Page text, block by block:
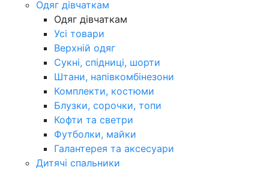
Одяг дівчаткам
Одяг дівчаткам
Усі товари
Верхній одяг
Сукні, спідниці, шорти
Штани, напівкомбінезони
Комплекти, костюми
Блузки, сорочки, топи
Кофти та светри
Футболки, майки
Галантерея та аксесуари
Дитячі спальники